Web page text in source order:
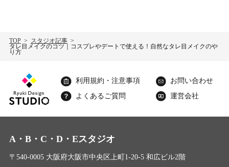
TOP スタジオ記事
タレ目メイクのコツ｜コスプレやデートで使える！自然なタレ目メイクのや
り方
利用規約・注意事項
よくあるご質問
お問い合わせ
運営会社
A・B・C・D・Eスタジオ
〒540-0005 大阪府大阪市中央区上町1-20-5 和広ビル2階